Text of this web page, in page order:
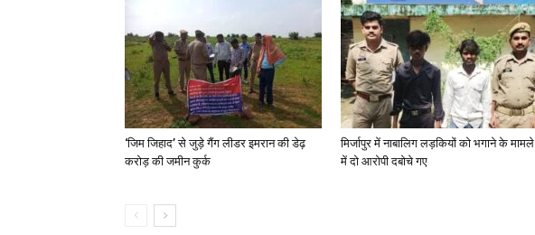
‘जिम जिहाद’ से जुड़े गैंग लीडर इमरान की डेढ़
करोड़ की जमीन कुर्क
मिर्जापुर में नाबालिग लड़कियों को भगाने के मामले
में दो आरोपी दबोचे गए